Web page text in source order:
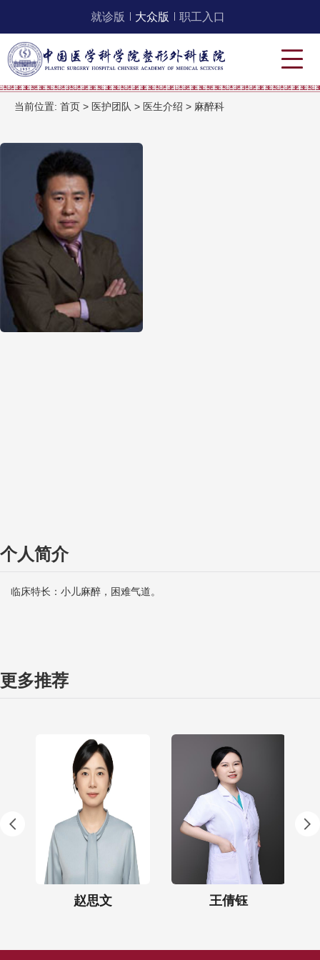
就诊版 大众版 职工入口
当前位置: 首页 > 医护团队 > 医生介绍 > 麻醉科
个人简介
临床特长：小儿麻醉，困难气道。
更多推荐
赵思文 王倩钰